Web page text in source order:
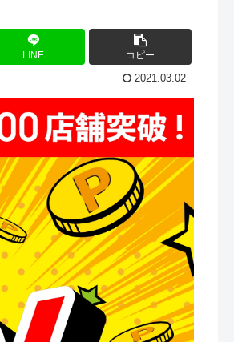
LINE コピー
2021.03.02